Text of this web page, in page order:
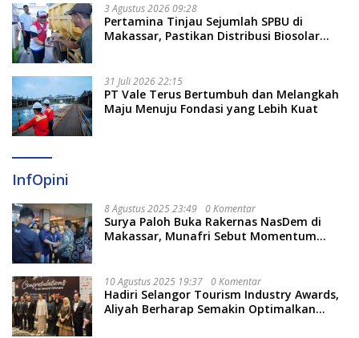
3 Agustus 2026 09:28
Pertamina Tinjau Sejumlah SPBU di
Makassar, Pastikan Distribusi Biosolar
31 Juli 2026 22:15
PT Vale Terus Bertumbuh dan Melangkah
Maju Menuju Fondasi yang Lebih Kuat
InfOpini
8 Agustus 2025 23:49 0 Komentar
Surya Paloh Buka Rakernas NasDem di
Makassar, Munafri Sebut Momentum
10 Agustus 2025 19:37 0 Komentar
Hadiri Selangor Tourism Industry Awards,
Aliyah Berharap Semakin Optimalkan